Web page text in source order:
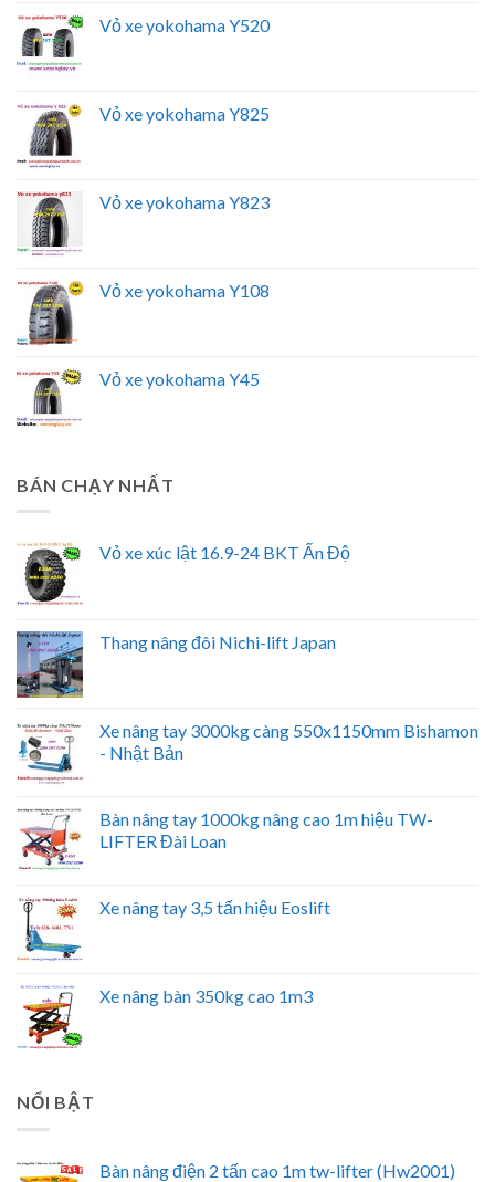
Vỏ xe yokohama Y520
Vỏ xe yokohama Y825
Vỏ xe yokohama Y823
Vỏ xe yokohama Y108
Vỏ xe yokohama Y45
BÁN CHẠY NHẤT
Vỏ xe xúc lật 16.9-24 BKT Ấn Độ
Thang nâng đôi Nichi-lift Japan
Xe nâng tay 3000kg càng 550x1150mm Bishamon
- Nhật Bản
Bàn nâng tay 1000kg nâng cao 1m hiệu TW-
LIFTER Đài Loan
Xe nâng tay 3,5 tấn hiệu Eoslift
Xe nâng bàn 350kg cao 1m3
NỔI BẬT
Bàn nâng điện 2 tấn cao 1m tw-lifter (Hw2001)